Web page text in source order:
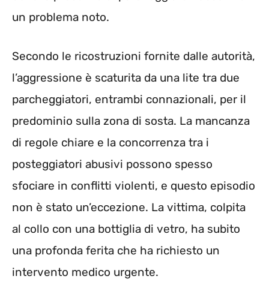
un problema noto.
Secondo le ricostruzioni fornite dalle autorità,
l’aggressione è scaturita da una lite tra due
parcheggiatori, entrambi connazionali, per il
predominio sulla zona di sosta. La mancanza
di regole chiare e la concorrenza tra i
posteggiatori abusivi possono spesso
sfociare in conflitti violenti, e questo episodio
non è stato un’eccezione. La vittima, colpita
al collo con una bottiglia di vetro, ha subito
una profonda ferita che ha richiesto un
intervento medico urgente.